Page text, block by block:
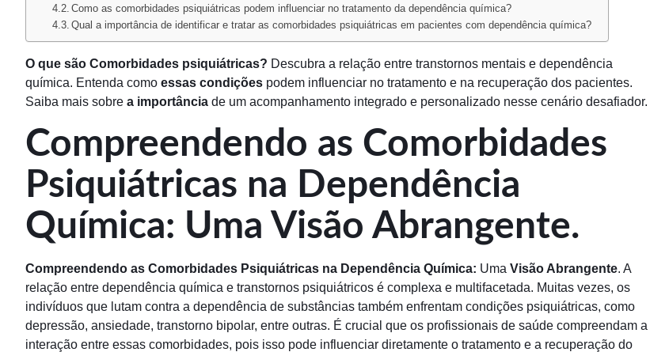
Como as comorbidades psiquiátricas podem influenciar no tratamento da dependência química?
Qual a importância de identificar e tratar as comorbidades psiquiátricas em pacientes com dependência química?
O que são Comorbidades psiquiátricas? Descubra a relação entre transtornos mentais e dependência
química. Entenda como essas condições podem influenciar no tratamento e na recuperação dos pacientes.
Saiba mais sobre a importância de um acompanhamento integrado e personalizado nesse cenário desafiador.
Compreendendo as Comorbidades
Psiquiátricas na Dependência
Química: Uma Visão Abrangente.
Compreendendo as Comorbidades Psiquiátricas na Dependência Química: Uma Visão Abrangente. A
relação entre dependência química e transtornos psiquiátricos é complexa e multifacetada. Muitas vezes, os
indivíduos que lutam contra a dependência de substâncias também enfrentam condições psiquiátricas, como
depressão, ansiedade, transtorno bipolar, entre outras. É crucial que os profissionais de saúde compreendam a
interação entre essas comorbidades, pois isso pode influenciar diretamente o tratamento e a recuperação do